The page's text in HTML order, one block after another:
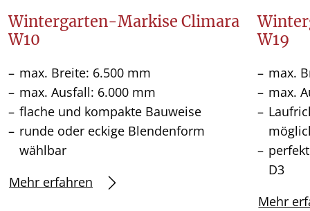
Wintergarten-Markise Climara
W10
max. Breite: 6.500 mm
max. Ausfall: 6.000 mm
flache und kompakte Bauweise
runde oder eckige Blendenform
wählbar
Mehr erfahren
W19
max.
max.
D3
Mehr